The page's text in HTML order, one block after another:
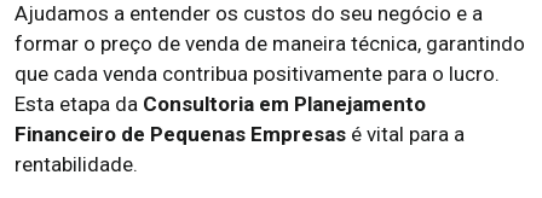
Ajudamos a entender os custos do seu negócio e a
formar o preço de venda de maneira técnica, garantindo
que cada venda contribua positivamente para o lucro.
Esta etapa da Consultoria em Planejamento
Financeiro de Pequenas Empresas é vital para a
rentabilidade.